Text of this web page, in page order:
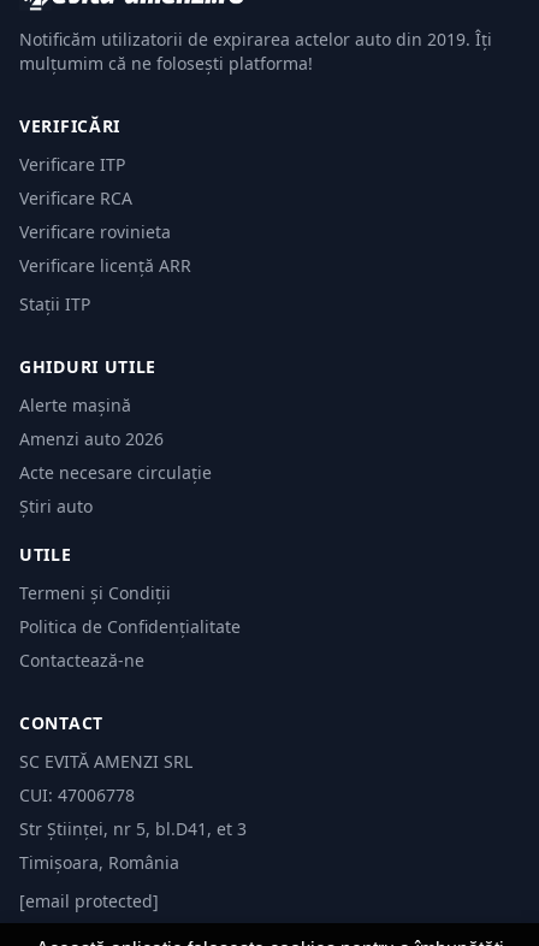
Notificăm utilizatorii de expirarea actelor auto din 2019. Îți
mulțumim că ne folosești platforma!
VERIFICĂRI
Verificare ITP
Verificare RCA
Verificare rovinieta
Verificare licență ARR
Stații ITP
GHIDURI UTILE
Alerte mașină
Amenzi auto 2026
Acte necesare circulație
Știri auto
UTILE
Termeni și Condiții
Politica de Confidențialitate
Contactează-ne
CONTACT
SC EVITĂ AMENZI SRL
CUI: 47006778
Str Științei, nr 5, bl.D41, et 3
Timișoara, România
[email protected]